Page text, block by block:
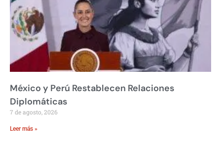
México y Perú Restablecen Relaciones
Diplomáticas
7 de agosto, 2026
Leer más »